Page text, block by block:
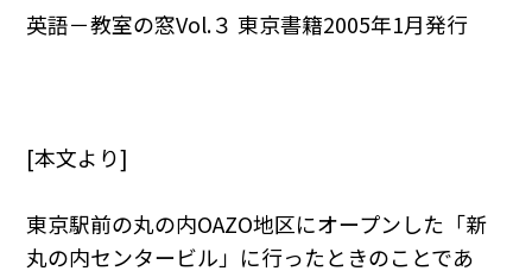
英語－教室の窓Vol.３ 東京書籍2005年1月発行
[本文より]
東京駅前の丸の内OAZO地区にオープンした「新
丸の内センタービル」に行ったときのことであ